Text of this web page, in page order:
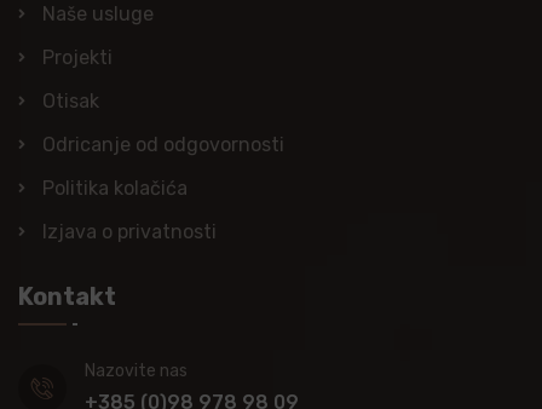
Naše usluge
Projekti
Otisak
Odricanje od odgovornosti
Politika kolačića
Izjava o privatnosti
Kontakt
Nazovite nas
+385 (0)98 978 98 09